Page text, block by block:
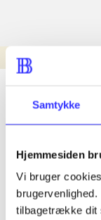
Samtykke
Hjemmesiden
Vi bruger
tilbagetrække dit
Nyhed
lorem ipsum
lorem ipsum
lorem ipsum
lorem ipsum